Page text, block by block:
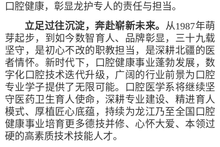
口腔健康，彰显龙护专人的责任与担当。
立足过往沉淀，奔赴崭新未来。 从1987年萌
芽起步，到如今数智育人、品牌彰显，三十九载
坚守，是初心不改的职教担当，是深耕北疆的医
者情怀。新时代下，口腔健康事业蓬勃发展，数
字化口腔技术迭代升级，广阔的行业前景为口腔
专业学子提供了无限可能。口腔医学系将继续坚
守医药卫生育人使命，深耕专业建设、精进育人
模式、厚植匠心底蕴，持续为龙江乃至全国口腔
健康事业培育更多德技并修、心怀大爱、本领过
硬的高素质技术技能人才。